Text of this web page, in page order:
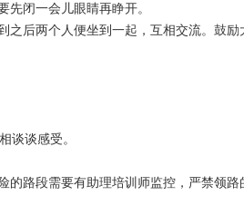
闭一会儿眼睛再睁开。
后两个人便坐到一起，互相交流。鼓励
谈谈感受。
路段需要有助理培训师监控，严禁领路